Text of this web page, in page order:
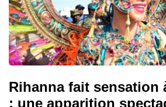
Rihanna fait sensation
: une apparition